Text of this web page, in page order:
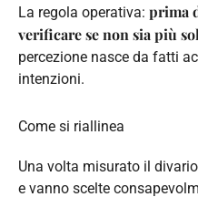
La regola operativa: prima
verificare se non sia più
percezione nasce da fatti
intenzioni.
Come si riallinea
Una volta misurato il
e vanno scelte